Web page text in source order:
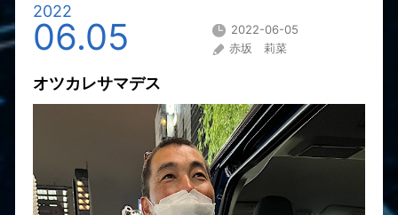
2022
06.05
2022-06-05
赤坂 莉菜
オツカレサマデス